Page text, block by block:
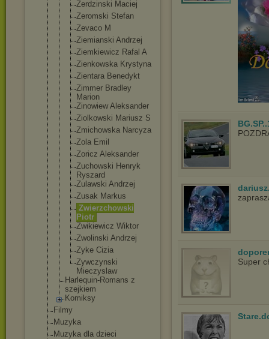
Zerdzinski Maciej
Zeromski Stefan
Zevaco M
Ziemianski Andrzej
Ziemkiewicz Rafal A
Zienkowska Krystyna
Zientara Benedykt
Zimmer Bradley
Marion
Zinowiew Aleksander
Ziolkowski Mariusz S
Zmichowska Narcyza
Zola Emil
Zoricz Aleksander
Zuchowski Henryk
Ryszard
Zulawski Andrzej
Zusak Markus
Zwierzchowski
Piotr
Zwikiewicz Wiktor
Zwolinski Andrzej
Zyke Cizia
Zywczynski
Mieczyslaw
Harlequin-Romans z
szejkiem
Komiksy
Filmy
Muzyka
Muzyka dla dzieci
Super